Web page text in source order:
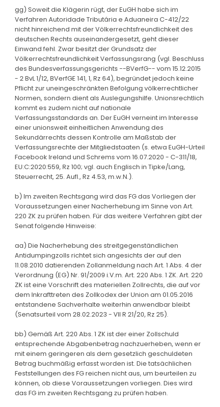
gg) Soweit die Klägerin rügt, der EuGH habe sich im
Verfahren Autoridade Tributária e Aduaneira C-412/22
nicht hinreichend mit der Völkerrechtsfreundlichkeit des
deutschen Rechts auseinandergesetzt, geht dieser
Einwand fehl. Zwar besitzt der Grundsatz der
Völkerrechtsfreundlichkeit Verfassungsrang (vgl. Beschluss
des Bundesverfassungsgerichts --BVerfG-- vom 15.12.2015
- 2 BvL 1/12, BVerfGE 141, 1, Rz 64), begründet jedoch keine
Pflicht zur uneingeschränkten Befolgung völkerrechtlicher
Normen, sondern dient als Auslegungshilfe. Unionsrechtlich
kommt es zudem nicht auf nationale
Verfassungsstandards an. Der EuGH verneint im Interesse
einer unionsweit einheitlichen Anwendung des
Sekundärrechts dessen Kontrolle am Maßstab der
Verfassungsrechte der Mitgliedstaaten (s. etwa EuGH-Urteil
Facebook Ireland und Schrems vom 16.07.2020 - C-311/18,
EU:C:2020:559, Rz 100; vgl. auch Englisch in Tipke/Lang,
Steuerrecht, 25. Aufl., Rz 4.53, m.w.N.).
b) Im zweiten Rechtsgang wird das FG das Vorliegen der
Voraussetzungen einer Nacherhebung im Sinne von Art.
220 ZK zu prüfen haben. Für das weitere Verfahren gibt der
Senat folgende Hinweise:
aa) Die Nacherhebung des streitgegenständlichen
Antidumpingzolls richtet sich angesichts der auf den
11.08.2010 datierenden Zollanmeldung nach Art. 1 Abs. 4 der
Verordnung (EG) Nr. 91/2009 i.V.m. Art. 220 Abs. 1 ZK. Art. 220
ZK ist eine Vorschrift des materiellen Zollrechts, die auf vor
dem Inkrafttreten des Zollkodex der Union am 01.05.2016
entstandene Sachverhalte weiterhin anwendbar bleibt
(Senatsurteil vom 28.02.2023 - VII R 21/20, Rz 25).
bb) Gemäß Art. 220 Abs. 1 ZK ist der einer Zollschuld
entsprechende Abgabenbetrag nachzuerheben, wenn er
mit einem geringeren als dem gesetzlich geschuldeten
Betrag buchmäßig erfasst worden ist. Die tatsächlichen
Feststellungen des FG reichen nicht aus, um beurteilen zu
können, ob diese Voraussetzungen vorliegen. Dies wird
das FG im zweiten Rechtsgang zu prüfen haben.